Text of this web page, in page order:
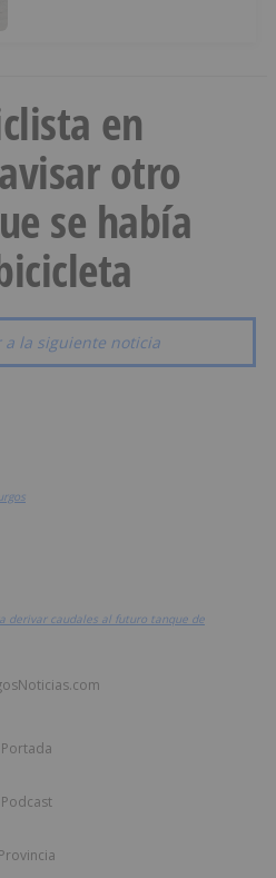
en
otro
se había
a la siguiente noticia
derivar caudales al futuro tanque de
Portada
Podcast
Provincia